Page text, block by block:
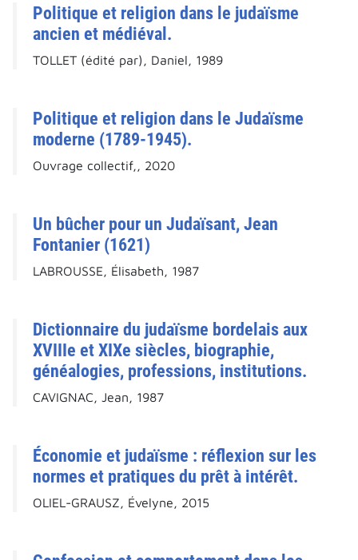
Politique et religion dans le judaïsme
ancien et médiéval.
TOLLET (édité par), Daniel, 1989
Politique et religion dans le Judaïsme
moderne (1789-1945).
Ouvrage collectif,, 2020
Un bûcher pour un Judaïsant, Jean
Fontanier (1621)
LABROUSSE, Élisabeth, 1987
Dictionnaire du judaïsme bordelais aux
XVIIIe et XIXe siècles, biographie,
généalogies, professions, institutions.
CAVIGNAC, Jean, 1987
Économie et judaïsme : réflexion sur les
normes et pratiques du prêt à intérêt.
OLIEL-GRAUSZ, Évelyne, 2015